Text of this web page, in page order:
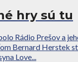
hry sú tu
Rádio Prešov a
Bernard Herstek
Love...